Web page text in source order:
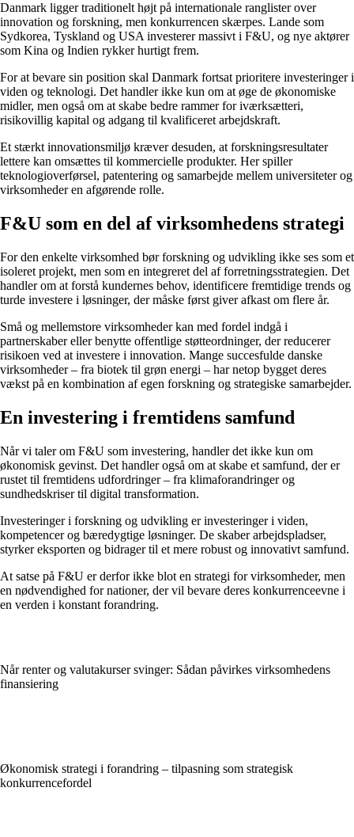
Danmark ligger traditionelt højt på internationale ranglister over
innovation og forskning, men konkurrencen skærpes. Lande som
Sydkorea, Tyskland og USA investerer massivt i F&U, og nye aktører
som Kina og Indien rykker hurtigt frem.
For at bevare sin position skal Danmark fortsat prioritere investeringer i
viden og teknologi. Det handler ikke kun om at øge de økonomiske
midler, men også om at skabe bedre rammer for iværksætteri,
risikovillig kapital og adgang til kvalificeret arbejdskraft.
Et stærkt innovationsmiljø kræver desuden, at forskningsresultater
lettere kan omsættes til kommercielle produkter. Her spiller
teknologioverførsel, patentering og samarbejde mellem universiteter og
virksomheder en afgørende rolle.
F&U som en del af virksomhedens strategi
For den enkelte virksomhed bør forskning og udvikling ikke ses som et
isoleret projekt, men som en integreret del af forretningsstrategien. Det
handler om at forstå kundernes behov, identificere fremtidige trends og
turde investere i løsninger, der måske først giver afkast om flere år.
Små og mellemstore virksomheder kan med fordel indgå i
partnerskaber eller benytte offentlige støtteordninger, der reducerer
risikoen ved at investere i innovation. Mange succesfulde danske
virksomheder – fra biotek til grøn energi – har netop bygget deres
vækst på en kombination af egen forskning og strategiske samarbejder.
En investering i fremtidens samfund
Når vi taler om F&U som investering, handler det ikke kun om
økonomisk gevinst. Det handler også om at skabe et samfund, der er
rustet til fremtidens udfordringer – fra klimaforandringer og
sundhedskriser til digital transformation.
Investeringer i forskning og udvikling er investeringer i viden,
kompetencer og bæredygtige løsninger. De skaber arbejdspladser,
styrker eksporten og bidrager til et mere robust og innovativt samfund.
At satse på F&U er derfor ikke blot en strategi for virksomheder, men
en nødvendighed for nationer, der vil bevare deres konkurrenceevne i
en verden i konstant forandring.
Når renter og valutakurser svinger: Sådan påvirkes virksomhedens
finansiering
Økonomisk strategi i forandring – tilpasning som strategisk
konkurrencefordel